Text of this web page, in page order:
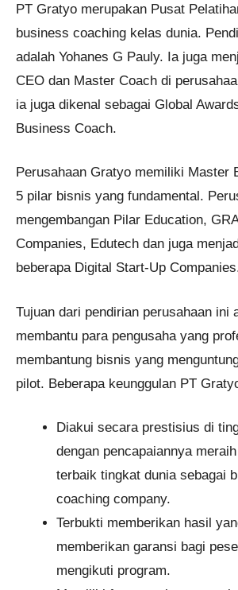
PT Gratyo merupakan Pusat
business coaching kelas dunia.
adalah Yohanes G Pauly. Ia juga
CEO dan Master Coach di
ia juga dikenal sebagai Global
Business Coach.
Perusahaan Gratyo memiliki Master
5 pilar bisnis yang fundamental.
mengembangan Pilar Education,
Companies, Edutech dan juga
beberapa Digital Start-Up
Tujuan dari pendirian perusahaan ini
membantu para pengusaha yang
membantung bisnis yang
pilot. Beberapa keunggulan PT
Diakui secara prestisius di
dengan pencapaiannya
terbaik tingkat dunia sebagai
coaching company.
Terbukti memberikan hasil
memberikan garansi bagi
mengikuti program.